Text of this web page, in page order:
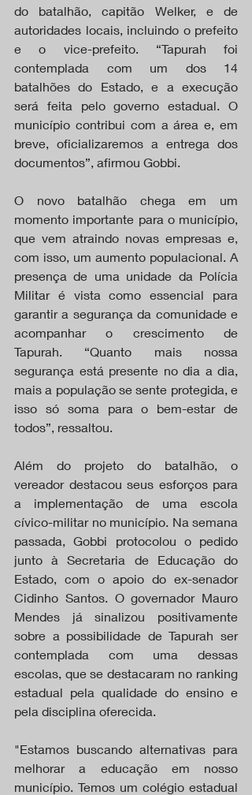
do batalhão, capitão Welker, e de
autoridades locais, incluindo o prefeito
e o vice-prefeito. “Tapurah foi
contemplada com um dos 14
batalhões do Estado, e a execução
será feita pelo governo estadual. O
município contribui com a área e, em
breve, oficializaremos a entrega dos
documentos”, afirmou Gobbi.
O novo batalhão chega em um
momento importante para o município,
que vem atraindo novas empresas e,
com isso, um aumento populacional. A
presença de uma unidade da Polícia
Militar é vista como essencial para
garantir a segurança da comunidade e
acompanhar o crescimento de
Tapurah. “Quanto mais nossa
segurança está presente no dia a dia,
mais a população se sente protegida, e
isso só soma para o bem-estar de
todos”, ressaltou.
Além do projeto do batalhão, o
vereador destacou seus esforços para
a implementação de uma escola
cívico-militar no município. Na semana
passada, Gobbi protocolou o pedido
junto à Secretaria de Educação do
Estado, com o apoio do ex-senador
Cidinho Santos. O governador Mauro
Mendes já sinalizou positivamente
sobre a possibilidade de Tapurah ser
contemplada com uma dessas
escolas, que se destacaram no ranking
estadual pela qualidade do ensino e
pela disciplina oferecida.
"Estamos buscando alternativas para
melhorar a educação em nosso
município. Temos um colégio estadual